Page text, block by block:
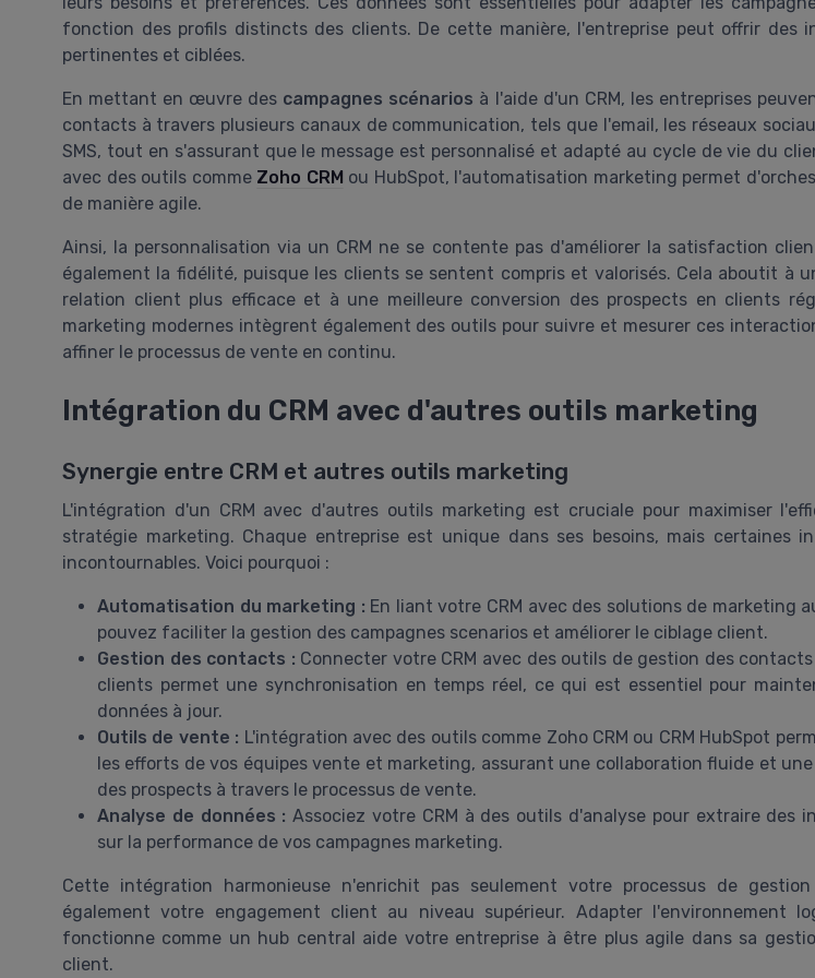
fonction des profils distincts des clients. De cette manière, l'entreprise peut offrir des
pertinentes et ciblées.
En mettant en œuvre des campagnes scénarios à l'aide d'un CRM, les entreprises
contacts à travers plusieurs canaux de communication, tels que l'email, les réseaux
SMS, tout en s'assurant que le message est personnalisé et adapté au cycle de vie du
avec des outils comme Zoho CRM ou HubSpot, l'automatisation marketing permet
de manière agile.
Ainsi, la personnalisation via un CRM ne se contente pas d'améliorer la satisfaction
également la fidélité, puisque les clients se sentent compris et valorisés. Cela aboutit à
relation client plus efficace et à une meilleure conversion des prospects en clients
marketing modernes intègrent également des outils pour suivre et mesurer ces
affiner le processus de vente en continu.
Intégration du CRM avec d'autres outils marketing
Synergie entre CRM et autres outils marketing
L'intégration d'un CRM avec d'autres outils marketing est cruciale pour maximiser
stratégie marketing. Chaque entreprise est unique dans ses besoins, mais certaines
incontournables. Voici pourquoi :
Automatisation du marketing : En liant votre CRM avec des solutions de marketing
pouvez faciliter la gestion des campagnes scenarios et améliorer le ciblage client.
Gestion des contacts : Connecter votre CRM avec des outils de gestion des
clients permet une synchronisation en temps réel, ce qui est essentiel pour
données à jour.
Outils de vente : L'intégration avec des outils comme Zoho CRM ou CRM HubSpot
les efforts de vos équipes vente et marketing, assurant une collaboration fluide et
des prospects à travers le processus de vente.
Analyse de données : Associez votre CRM à des outils d'analyse pour extraire des
sur la performance de vos campagnes marketing.
Cette intégration harmonieuse n'enrichit pas seulement votre processus de
également votre engagement client au niveau supérieur. Adapter l'environnement
fonctionne comme un hub central aide votre entreprise à être plus agile dans sa
client.